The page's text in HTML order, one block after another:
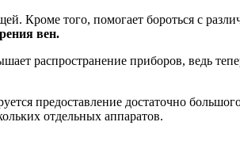
Кроме того, помогает бороться с
вен.
распространение приборов, ведь
предоставление достаточно
отдельных аппаратов.